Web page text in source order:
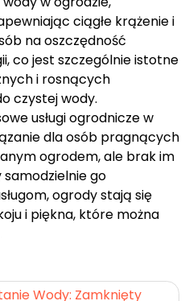
ciągłe krążenie i
na oszczędność
co jest szczególnie istotne
i rosnących
czystej wody.
usługi ogrodnicze w
dla osób pragnących
ogrodem, ale brak im
go
ogrody stają się
i piękna, które można
Wody: Zamknięty